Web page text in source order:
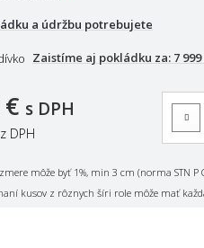
a údržbu potrebujete
Zaistíme aj pokládku za: 7 999
s DPH
DPH
môže byť 1%, min 3 cm (norma STN
kusov z rôznych šíri role môže mať